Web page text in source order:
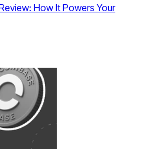
How It Powers Your